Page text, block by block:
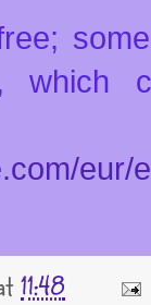
which
eur/
11:48